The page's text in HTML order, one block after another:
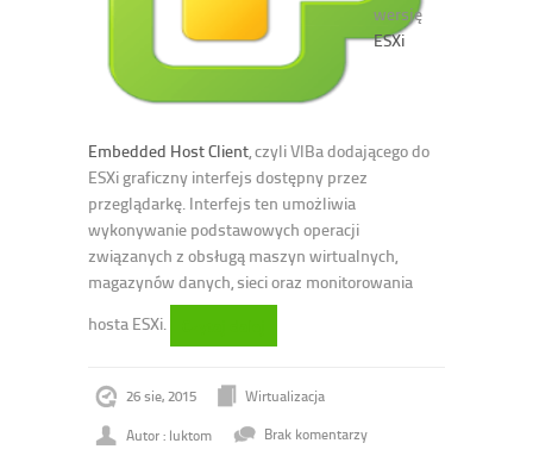
wersję
ESXi
Embedded Host Client , czyli VIBa dodającego do
ESXi graficzny interfejs dostępny przez
przeglądarkę. Interfejs ten umożliwia
wykonywanie podstawowych operacji
związanych z obsługą maszyn wirtualnych,
magazynów danych, sieci oraz monitorowania
hosta ESXi.
26 sie, 2015
Wirtualizacja
Autor : luktom
Brak komentarzy